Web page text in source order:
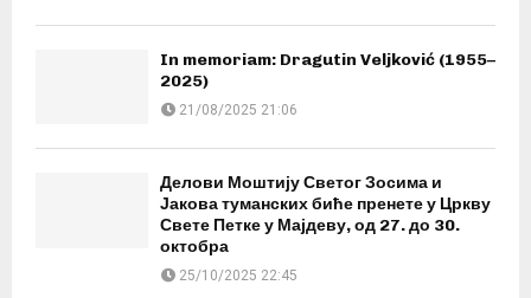
In memoriam: Dragutin Veljković (1955–
2025)
21/08/2025 21:06
Делови Моштију Светог Зосима и
Јакова туманских биће пренете у Цркву
Свете Петке у Мајдеву, од 27. до 30.
октобра
25/10/2025 22:45